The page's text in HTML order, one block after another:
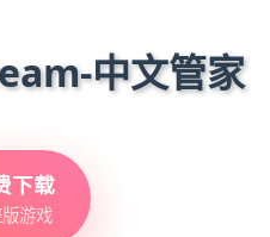
中文管家
下载
游戏